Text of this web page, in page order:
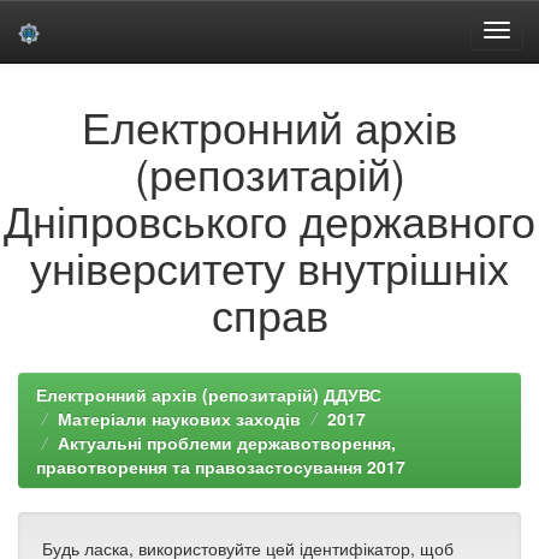
Електронний архів
(репозитарій)
Дніпровського державного
університету внутрішніх
справ
Електронний архів (репозитарій) ДДУВС
Матеріали наукових заходів
2017
Актуальні проблеми державотворення,
правотворення та правозастосування 2017
Будь ласка, використовуйте цей ідентифікатор, щоб